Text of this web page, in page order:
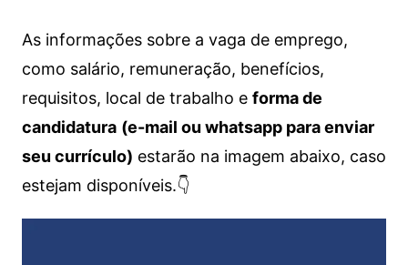
As informações sobre a vaga de emprego,
como salário, remuneração, benefícios,
requisitos, local de trabalho e forma de
candidatura (e-mail ou whatsapp para enviar
seu currículo) estarão na imagem abaixo, caso
estejam disponíveis.👇